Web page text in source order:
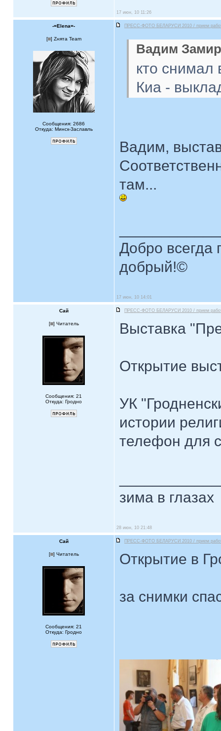
17 июн, 10 11:26
-=Elena=- ПРЕСС-ФОТО БЕЛАРУСИ 2010 / прием
[ ] Zнята Team
Сообщения: 2686
Откуда: Минск-Заславль
Вадим
кто снимал
Киа -
Вадим,
там...
Добро всегда
добрый!©
17 июн, 10 14:01
Сай ПРЕСС-ФОТО БЕЛАРУСИ 2010 / прием
[ ] Читатель
Сообщения: 21
Откуда: Гродно
Выставка
Открытие
УК
истории
телефон для
зима в глазах
28 июн, 10 21:48
Сай ПРЕСС-ФОТО БЕЛАРУСИ 2010 / прием
[ ] Читатель
Сообщения: 21
Откуда: Гродно
Открытие в
за снимки